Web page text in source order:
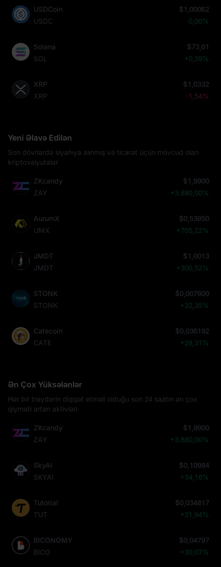
USDCoin
USDC
$1,00062
0,00%
Solana
SOL
$73,61
+0,39%
XRP
XRP
$1,0332
-1,54%
Yeni Əlavə Edilən
Son dövrlərdə siyahıya alınmış və ticarət üçün mövcud olan
kriptovalyutalar
ZKcandy
ZAY
$1,9900
+3.880,00%
AurumX
UMX
$0,53950
+705,22%
JMDT
JMDT
$1,0013
+300,52%
STONK
STONK
$0,007600
+32,35%
Catecoin
CATE
$0,036192
+28,31%
Ən Çox Yüksələnlər
Hər bir treyderin diqqət etməli olduğu son 24 saatın ən çox
qiyməti artan aktivləri
ZKcandy
ZAY
$1,9900
+3.880,00%
SkyAI
SKYAI
$0,10984
+34,16%
Tutorial
TUT
$0,034817
+31,94%
BICONOMY
BICO
$0,04797
+30,07%